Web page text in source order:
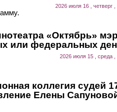
2026 июля 16 , четверг ,
«Октябрь»
или федеральных
2026 июля 15 , среда ,
коллегия судей
Елены